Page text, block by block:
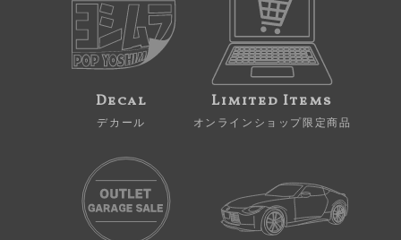
Decal
デカール
Limited Items
オンラインショップ限定商品